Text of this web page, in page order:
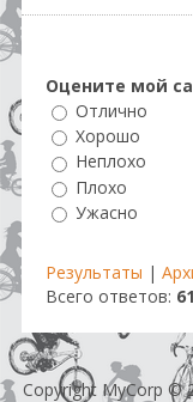
Оцените мой
Отлично
Хорошо
Неплохо
Плохо
Ужасно
Результаты |
Всего ответов:
Copyright MyCorp ©